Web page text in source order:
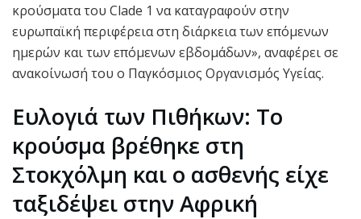
κρούσματα του Clade 1 να καταγραφούν στην
ευρωπαϊκή περιφέρεια στη διάρκεια των επόμενων
ημερών και των επόμενων εβδομάδων», αναφέρει σε
ανακοίνωσή του ο Παγκόσμιος Οργανισμός Υγείας.
Ευλογιά των Πιθήκων: Το
κρούσμα βρέθηκε στη
Στοκχόλμη και ο ασθενής είχε
ταξιδέψει στην Αφρική